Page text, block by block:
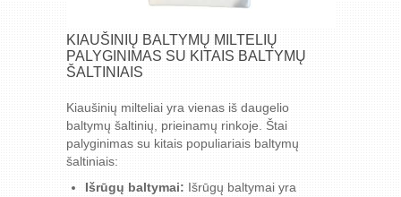
KIAUŠINIŲ BALTYMŲ MILTELIŲ
PALYGINIMAS SU KITAIS BALTYMŲ
ŠALTINIAIS
Kiaušinių milteliai yra vienas iš daugelio
baltymų šaltinių, prieinamų rinkoje. Štai
palyginimas su kitais populiariais baltymų
šaltiniais:
Išrūgų baltymai: Išrūgų baltymai yra